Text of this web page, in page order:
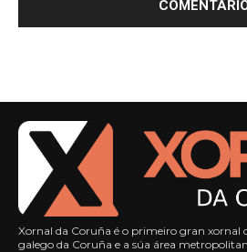
Xornal da Coruña é o primeiro gran xornal
galego da Coruña e a súa área